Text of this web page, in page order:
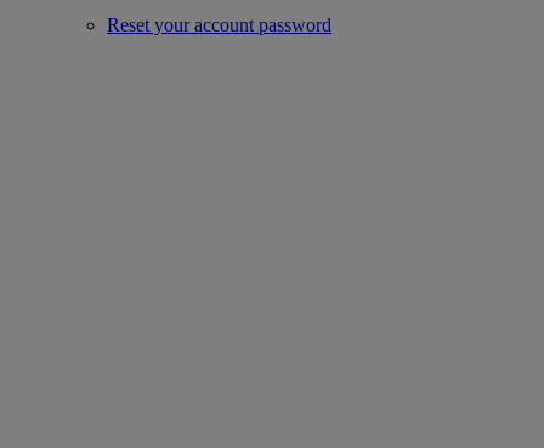
Reset your account password